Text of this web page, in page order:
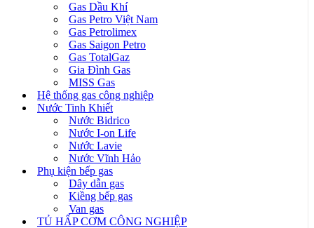
Gas Dầu Khí
Gas Petro Việt Nam
Gas Petrolimex
Gas Saigon Petro
Gas TotalGaz
Gia Đình Gas
MISS Gas
Hệ thống gas công nghiệp
Nước Tinh Khiết
Nước Bidrico
Nước I-on Life
Nước Lavie
Nước Vĩnh Hảo
Phụ kiện bếp gas
Dây dẫn gas
Kiềng bếp gas
Van gas
TỦ HẤP CƠM CÔNG NGHIỆP